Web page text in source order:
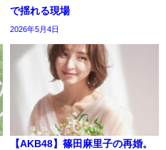
で揺れる現場
2026年5月4日
【AKB48】篠田麻里子の再婚。